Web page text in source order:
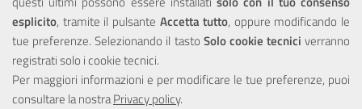
esplicito, tramite il pulsante Accetta tutto, oppure modificando le
tue preferenze. Selezionando il tasto Solo cookie tecnici verranno
registrati solo i cookie tecnici.
Per maggiori informazioni e per modificare le tue preferenze, puoi
consultare la nostraPrivacy policy.
Portale realizzato con la partecipazione finanziaria dell'Unione
Europea tramite i fondi del POR Sicilia 2000/2006 Misura 6.05 -